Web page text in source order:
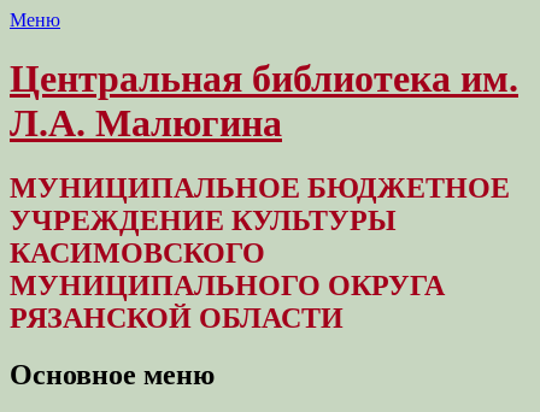
Меню
Центральная библиотека им.
Л.А. Малюгина
МУНИЦИПАЛЬНОЕ БЮДЖЕТНОЕ
УЧРЕЖДЕНИЕ КУЛЬТУРЫ
КАСИМОВСКОГО
МУНИЦИПАЛЬНОГО ОКРУГА
РЯЗАНСКОЙ ОБЛАСТИ
Основное меню